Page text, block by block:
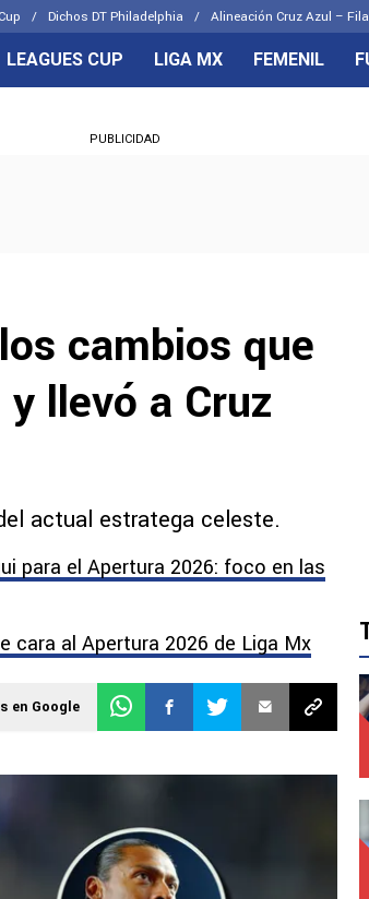
Dichos DT Philadelphia Alineación Cruz Azul –
CELESTES
LEAGUES CUP LIGA MX FEMENIL
PUBLICIDAD
cambios que
llevó a Cruz
actual estratega celeste.
para el Apertura 2026: foco en las
cara al Apertura 2026 de Liga Mx
en Google